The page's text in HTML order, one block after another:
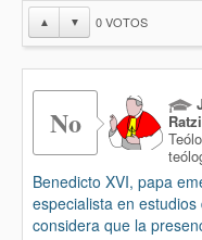
▲ ▼ 0VOTOS
No
Benedicto XVI, papa
especialista en
considera que la